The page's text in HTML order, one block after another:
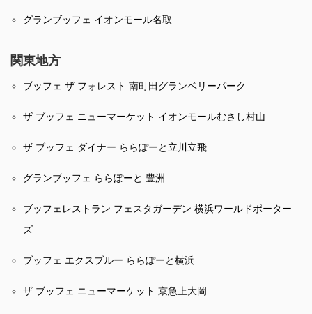
グランブッフェ イオンモール名取
関東地方
ブッフェ ザ フォレスト 南町田グランベリーパーク
ザ ブッフェ ニューマーケット イオンモールむさし村山
ザ ブッフェ ダイナー ららぽーと立川立飛
グランブッフェ ららぽーと 豊洲
ブッフェレストラン フェスタガーデン 横浜ワールドポーター
ズ
ブッフェ エクスブルー ららぽーと横浜
ザ ブッフェ ニューマーケット 京急上大岡